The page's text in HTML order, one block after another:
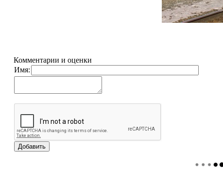
Комментарии и оценки
Имя: